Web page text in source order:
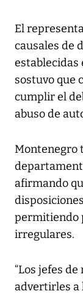
El
causales de
establecidas
sostuvo que
cumplir el
abuso de
Montenegro
afirmando
permitiendo
irregulares.
“Los jefes
advertirles a